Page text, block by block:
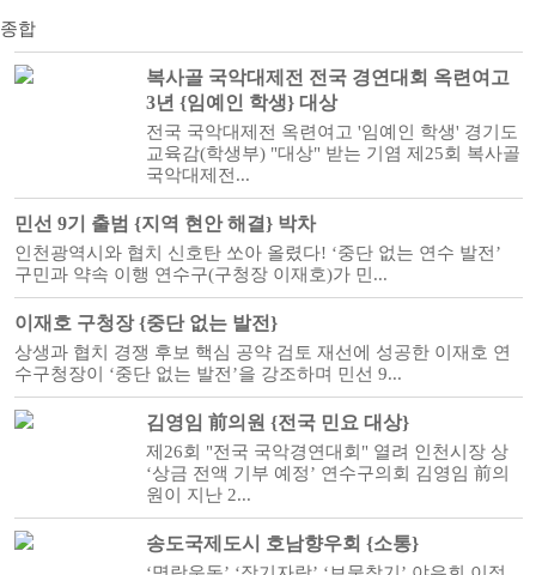
종합
복사골 국악대제전 전국 경연대회 옥련여고
3년 {임예인 학생} 대상
전국 국악대제전 옥련여고 '임예인 학생' 경기도
교육감(학생부) "대상" 받는 기염 제25회 복사골
국악대제전...
민선 9기 출범 {지역 현안 해결} 박차
인천광역시와 협치 신호탄 쏘아 올렸다! ‘중단 없는 연수 발전’
구민과 약속 이행 연수구(구청장 이재호)가 민...
이재호 구청장 {중단 없는 발전}
상생과 협치 경쟁 후보 핵심 공약 검토 재선에 성공한 이재호 연
수구청장이 ‘중단 없는 발전’을 강조하며 민선 9...
김영임 前의원 {전국 민요 대상}
제26회 "전국 국악경연대회" 열려 인천시장 상
‘상금 전액 기부 예정’ 연수구의회 김영임 前의
원이 지난 2...
송도국제도시 호남향우회 {소통}